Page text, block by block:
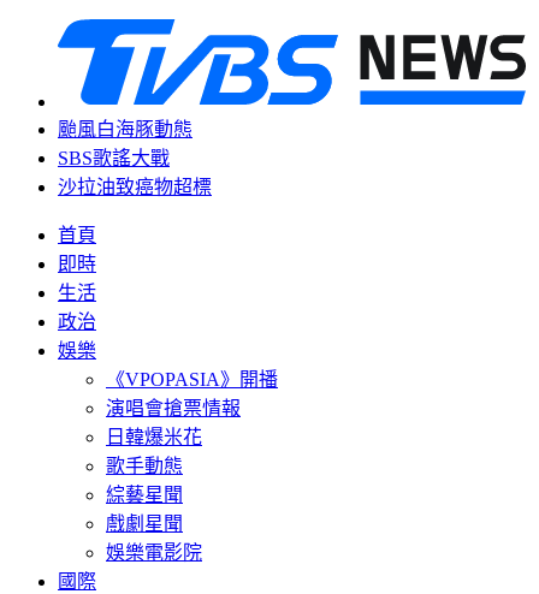
颱風白海豚動態
SBS歌謠大戰
沙拉油致癌物超標
首頁
即時
生活
政治
娛樂
《VPOPASIA》開播
演唱會搶票情報
日韓爆米花
歌手動態
綜藝星聞
戲劇星聞
娛樂電影院
國際